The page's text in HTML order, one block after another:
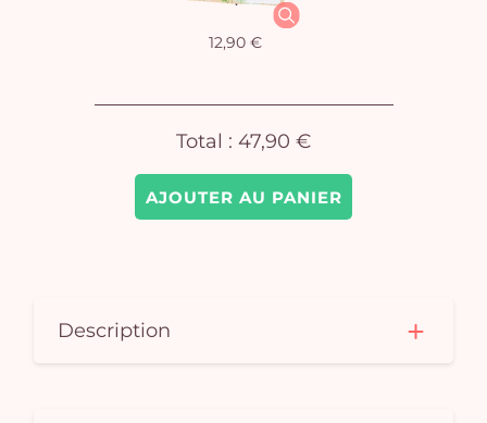
AJOUTER AU PANIER
12,90 €
Total : 47,90 €
Description